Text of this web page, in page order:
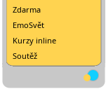
Zdarma
EmoSvět
Kurzy inline
Soutěž